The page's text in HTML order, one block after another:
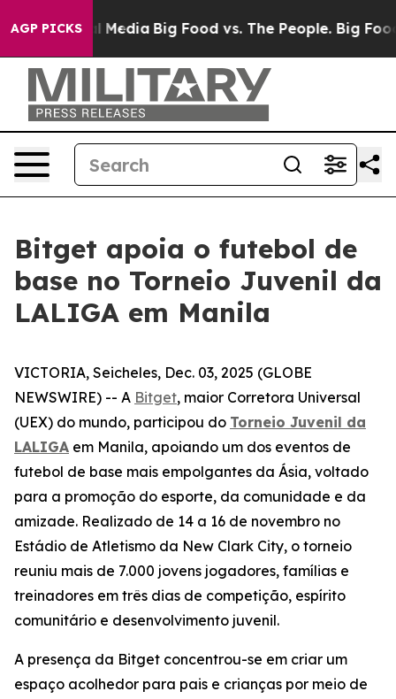
AGP PICKS
Social Media Big Food vs. The People. Big Food’s
Bitget apoia o futebol de
base no Torneio Juvenil da
LALIGA em Manila
VICTORIA, Seicheles, Dec. 03, 2025 (GLOBE
NEWSWIRE) -- A Bitget, maior Corretora Universal
(UEX) do mundo, participou do Torneio Juvenil da
LALIGA em Manila, apoiando um dos eventos de
futebol de base mais empolgantes da Ásia, voltado
para a promoção do esporte, da comunidade e da
amizade. Realizado de 14 a 16 de novembro no
Estádio de Atletismo da New Clark City, o torneio
reuniu mais de 7.000 jovens jogadores, famílias e
treinadores em três dias de competição, espírito
comunitário e desenvolvimento juvenil.
A presença da Bitget concentrou-se em criar um
espaço acolhedor para pais e crianças por meio de